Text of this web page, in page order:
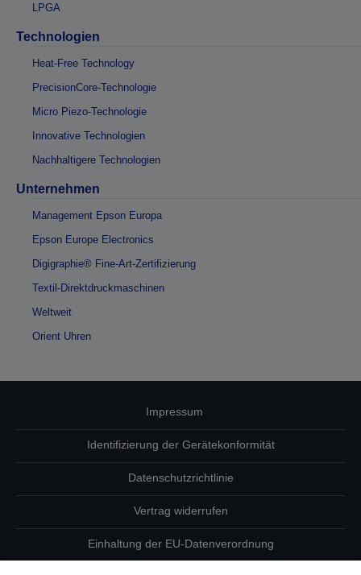
LPGA
Technologien
Heat-Free Technology
PrecisionCore-Technologie
Micro Piezo-Technologie
Innovative Technologien
Nachhaltigere Technologien
Unternehmen
Management Epson Europa
Epson Europe Electronics
Digigraphie® Fine-Art-Zertifizierung
Textil-Direktdruckmaschinen
Weltweit
Orient Uhren
Impressum
Identifizierung der Gerätekonformität
Datenschutzrichtlinie
Vertrag widerrufen
Einhaltung der EU-Datenverordnung